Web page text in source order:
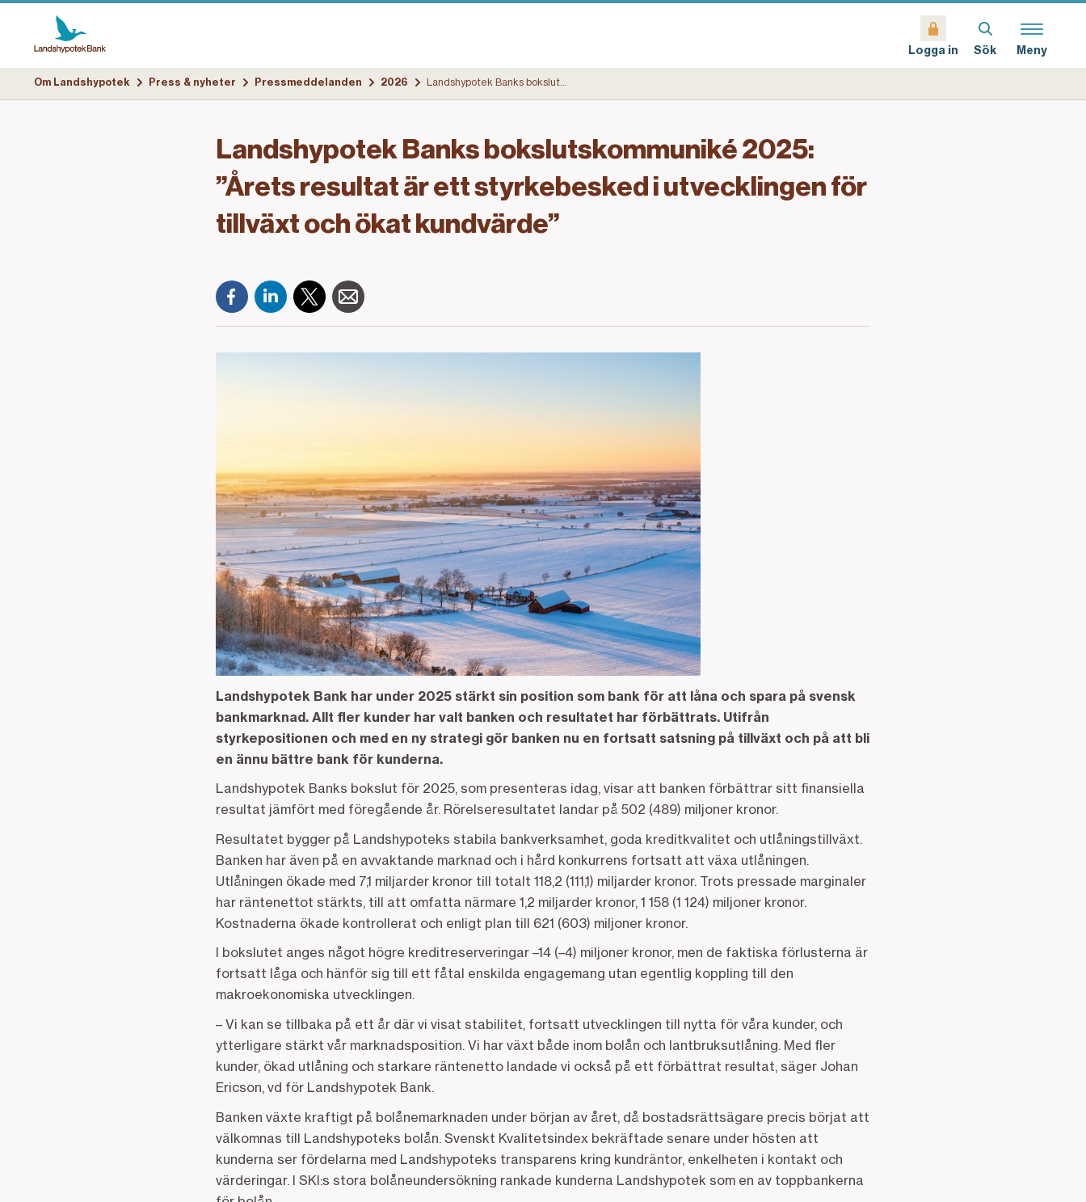
Logga in Sök Meny
Om Landshypotek Press & nyheter Pressmeddelanden 2026 Landshypotek Banks bokslutskommuniké 2025: ”Årets resultat är ett styrkebesked i utvecklingen för tillväxt och ökat kundvärde”
Landshypotek Banks bokslutskommuniké 2025:
”Årets resultat är ett styrkebesked i utvecklingen för
tillväxt och ökat kundvärde”
Landshypotek Bank har under 2025 stärkt sin position som bank för att låna och spara på svensk
bankmarknad. Allt fler kunder har valt banken och resultatet har förbättrats. Utifrån
styrkepositionen och med en ny strategi gör banken nu en fortsatt satsning på tillväxt och på att bli
en ännu bättre bank för kunderna.
Landshypotek Banks bokslut för 2025, som presenteras idag, visar att banken förbättrar sitt finansiella
resultat jämfört med föregående år. Rörelseresultatet landar på 502 (489) miljoner kronor.
Resultatet bygger på Landshypoteks stabila bankverksamhet, goda kreditkvalitet och utlåningstillväxt.
Banken har även på en avvaktande marknad och i hård konkurrens fortsatt att växa utlåningen.
Utlåningen ökade med 7,1 miljarder kronor till totalt 118,2 (111,1) miljarder kronor. Trots pressade marginaler
har räntenettot stärkts, till att omfatta närmare 1,2 miljarder kronor, 1 158 (1 124) miljoner kronor.
Kostnaderna ökade kontrollerat och enligt plan till 621 (603) miljoner kronor.
I bokslutet anges något högre kreditreserveringar –14 (–4) miljoner kronor, men de faktiska förlusterna är
fortsatt låga och hänför sig till ett fåtal enskilda engagemang utan egentlig koppling till den
makroekonomiska utvecklingen.
– Vi kan se tillbaka på ett år där vi visat stabilitet, fortsatt utvecklingen till nytta för våra kunder, och
ytterligare stärkt vår marknadsposition. Vi har växt både inom bolån och lantbruksutlåning. Med fler
kunder, ökad utlåning och starkare räntenetto landade vi också på ett förbättrat resultat, säger Johan
Ericson, vd för Landshypotek Bank.
Banken växte kraftigt på bolånemarknaden under början av året, då bostadsrättsägare precis börjat att
välkomnas till Landshypoteks bolån. Svenskt Kvalitetsindex bekräftade senare under hösten att
kunderna ser fördelarna med Landshypoteks transparens kring kundräntor, enkelheten i kontakt och
värderingar. I SKI:s stora bolåneundersökning rankade kunderna Landshypotek som en av toppbankerna